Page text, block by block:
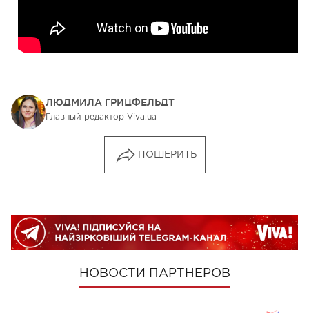
ЛЮДМИЛА ГРИЦФЕЛЬДТ
Главный редактор Viva.ua
ПОШЕРИТЬ
НОВОСТИ ПАРТНЕРОВ